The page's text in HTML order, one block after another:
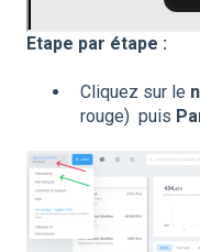
Etape par étape :
Cliquez sur le
rouge) puis